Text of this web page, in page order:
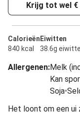
Krijg tot wel €
Calorieën
840 kcal
Eiwitten
38.6g
Allergenen:Melk
Kan
Soja•
Het loont om een ui